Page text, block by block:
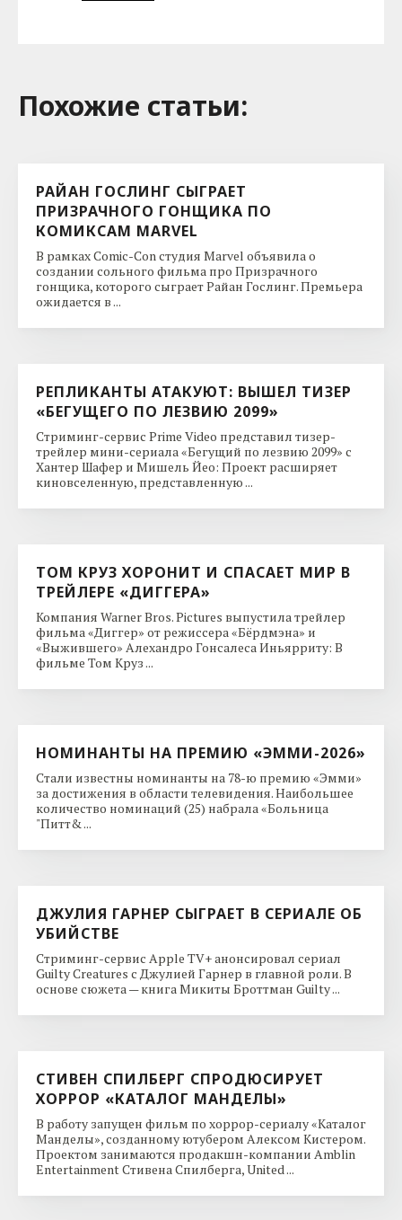
Похожие cтатьи:
РАЙАН ГОСЛИНГ СЫГРАЕТ
ПРИЗРАЧНОГО ГОНЩИКА ПО
КОМИКСАМ MARVEL
В рамках Comic-Con студия Marvel объявила о
создании сольного фильма про Призрачного
гонщика, которого сыграет Райан Гослинг. Премьера
ожидается в ...
РЕПЛИКАНТЫ АТАКУЮТ: ВЫШЕЛ ТИЗЕР
«БЕГУЩЕГО ПО ЛЕЗВИЮ 2099»
Стриминг-сервис Prime Video представил тизер-
трейлер мини-сериала «Бегущий по лезвию 2099» с
Хантер Шафер и Мишель Йео: Проект расширяет
киновселенную, представленную ...
ТОМ КРУЗ ХОРОНИТ И СПАСАЕТ МИР В
ТРЕЙЛЕРЕ «ДИГГЕРА»
Компания Warner Bros. Pictures выпустила трейлер
фильма «Диггер» от режиссера «Бёрдмэна» и
«Выжившего» Алехандро Гонсалеса Иньярриту: В
фильме Том Круз ...
НОМИНАНТЫ НА ПРЕМИЮ «ЭММИ-2026»
Стали известны номинанты на 78-ю премию «Эмми»
за достижения в области телевидения. Наибольшее
количество номинаций (25) набрала «Больница
"Питт& ...
ДЖУЛИЯ ГАРНЕР СЫГРАЕТ В СЕРИАЛЕ ОБ
УБИЙСТВЕ
Стриминг-сервис Apple TV+ анонсировал сериал
Guilty Creatures с Джулией Гарнер в главной роли. В
основе сюжета — книга Микиты Броттман Guilty ...
СТИВЕН СПИЛБЕРГ СПРОДЮСИРУЕТ
ХОРРОР «КАТАЛОГ МАНДЕЛЫ»
В работу запущен фильм по хоррор-сериалу «Каталог
Манделы», созданному ютубером Алексом Кистером.
Проектом занимаются продакшн-компании Amblin
Entertainment Стивена Спилберга, United ...